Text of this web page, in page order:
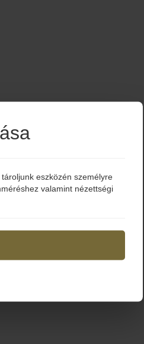
eszközén személyre
valamint nézettségi